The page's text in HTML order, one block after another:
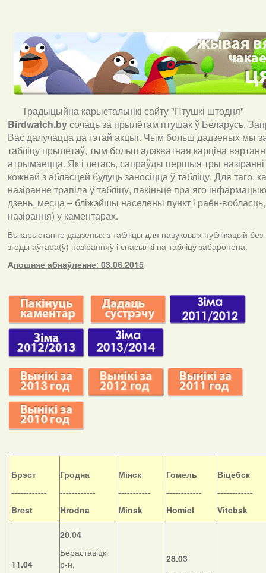
Традыцыйна карыстальнікі сайту "Птушкі штодня"
Birdwatch.byсочаць за прылётам птушак ў Беларусь.
Вас далучацца да гэтай акцыі. Чым больш дадзеных мы
табліцу прылётаў, тым больш адэкватная карціна
атрымаецца. Як і летась, сапраўды першыя тры
кожнай з абласцей будуць заносіцца ў табліцу. Для таго,
назіранне трапіла ў табліцу, пакіньце пра яго
дзень, месца – бліжэйшы населены пункт і раён-
назірання) у каментарах.
Выкарыстанне дадзеных з табліцы для навуковых публікацый без
згоды аўтара(ў) назіранняў і спасылкі на табліцу забаронена.
Апошняе абнаўленне: 03.06.2015
Брэст
------------
Brest
Гродна
------------
Hrodna
Мінск
-----------
Minsk
Гомель
------------
Homiel
Віцебск
------------
Vitebsk
11.04
20.04
Бераставіцкі
р-н,
28.03